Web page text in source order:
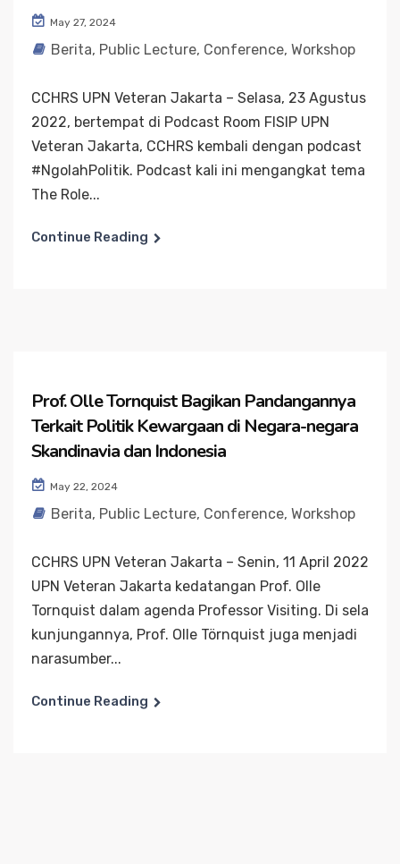
May 27, 2024
Berita, Public Lecture, Conference, Workshop
CCHRS UPN Veteran Jakarta – Selasa, 23 Agustus
2022, bertempat di Podcast Room FISIP UPN
Veteran Jakarta, CCHRS kembali dengan podcast
#NgolahPolitik. Podcast kali ini mengangkat tema
The Role...
Continue Reading
Prof. Olle Tornquist Bagikan Pandangannya
Terkait Politik Kewargaan di Negara-negara
Skandinavia dan Indonesia
May 22, 2024
Berita, Public Lecture, Conference, Workshop
CCHRS UPN Veteran Jakarta – Senin, 11 April 2022
UPN Veteran Jakarta kedatangan Prof. Olle
Tornquist dalam agenda Professor Visiting. Di sela
kunjungannya, Prof. Olle Törnquist juga menjadi
narasumber...
Continue Reading